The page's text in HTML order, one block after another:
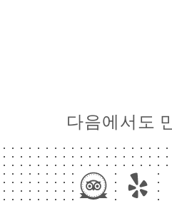
다음에서도